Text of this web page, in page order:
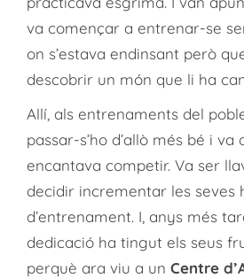
va començar a entrenar-se
on s’estava endinsant però
descobrir un món que li ha
Allí, als entrenaments del
passar-s’ho d’allò més bé i
encantava competir. Va ser
decidir incrementar les seves
d’entrenament. I, anys més
dedicació ha tingut els seus
perquè ara viu a un Centre